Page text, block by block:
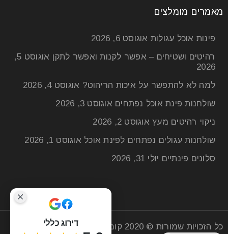
מטבח בעיצוב פתוח: איך להפוך את האי
21 יונ
מאמרים מומלצים
פינות אוכל עגולות אוגוסט 6, 2026
רהיטים ושטיחים – אפשר לקנות ואפשר לתקן
אוגוסט 5,
2026
למה לא להתפשר על איכות הריהוט? אוגוסט 4, 2026
שולחנות פינת אוכל נפתחים אוגוסט 3, 2026
ניקוי רהיטים מעץ אוגוסט 2, 2026
שולחנות עגולים נפתחים לפינת אוכל אוגוסט 1, 2026
סלונים פינתיים יולי 31, 2026
כל הזכויות שמורות © 2020 קומפי רהיטים | חנות רהיטים
דירוג כללי